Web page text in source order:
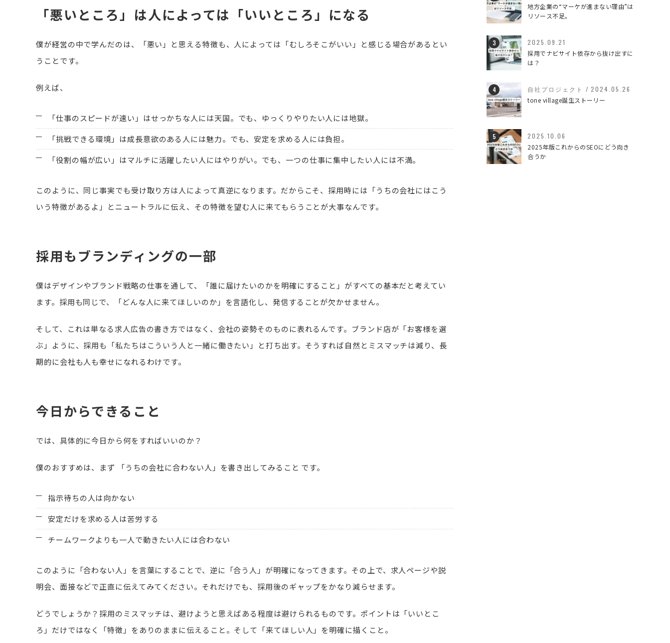
「悪いところ」は人によっては「いいところ」になる
僕が経営の中で学んだのは、「悪い」と思える特徴も、人によっては「むしろそこがいい」と感じる場合があるとい
うことです。
例えば、
「仕事のスピードが速い」はせっかちな人には天国。でも、ゆっくりやりたい人には地獄。
「挑戦できる環境」は成長意欲のある人には魅力。でも、安定を求める人には負担。
「役割の幅が広い」はマルチに活躍したい人にはやりがい。でも、一つの仕事に集中したい人には不満。
このように、同じ事実でも受け取り方は人によって真逆になります。だからこそ、採用時には「うちの会社にはこう
いう特徴があるよ」とニュートラルに伝え、その特徴を望む人に来てもらうことが大事なんです。
採用もブランディングの一部
僕はデザインやブランド戦略の仕事を通して、「誰に届けたいのかを明確にすること」がすべての基本だと考えてい
ます。採用も同じで、「どんな人に来てほしいのか」を言語化し、発信することが欠かせません。
そして、これは単なる求人広告の書き方ではなく、会社の姿勢そのものに表れるんです。ブランド店が「お客様を選
ぶ」ように、採用も「私たちはこういう人と一緒に働きたい」と打ち出す。そうすれば自然とミスマッチは減り、長
期的に会社も人も幸せになれるわけです。
今日からできること
では、具体的に今日から何をすればいいのか？
僕のおすすめは、まず 「うちの会社に合わない人」を書き出してみること です。
指示待ちの人は向かない
安定だけを求める人は苦労する
チームワークよりも一人で動きたい人には合わない
このように「合わない人」を言葉にすることで、逆に「合う人」が明確になってきます。その上で、求人ページや説
明会、面接などで正直に伝えてみてください。それだけでも、採用後のギャップをかなり減らせます。
どうでしょうか？採用のミスマッチは、避けようと思えばある程度は避けられるものです。ポイントは「いいとこ
ろ」だけではなく「特徴」をありのままに伝えること。そして「来てほしい人」を明確に描くこと。
地方企業の“マーケが進まない理由”は
リソース不足。
2025.09.21
採用でナビサイト依存から抜け出すに
は？
自社プロジェクト /2024.05.26
tone village誕生ストーリー
2025.10.06
2025年版これからのSEOにどう向き
合うか